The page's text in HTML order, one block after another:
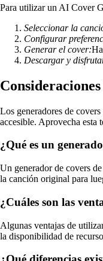
Para utilizar un AI Cover
Seleccionar la
Configurar
Generar el cover:
Descargar y
Los generadores de
accesible. Aprovecha esta
¿Qué es un
Un generador de covers
la canción original para
¿Cuáles son las
Algunas ventajas de
la disponibilidad de